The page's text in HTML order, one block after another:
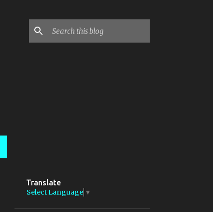
Translate
Select Language ▼